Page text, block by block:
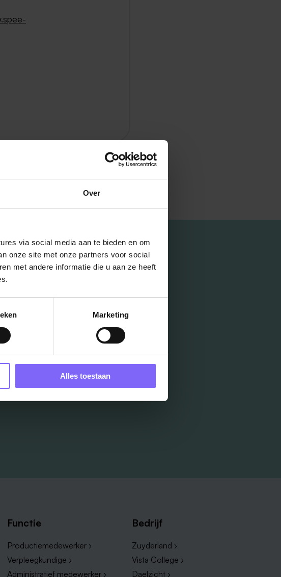
Over
via social media aan te bieden en om
onze site met onze partners voor social
met andere informatie die u aan ze heeft
Marketing
Alles toestaan
Functie
Productiemedewerker ›
Verpleegkundige ›
Administratief medewerker ›
Bedrijf
Zuyderland ›
Vista College ›
Daelzicht ›